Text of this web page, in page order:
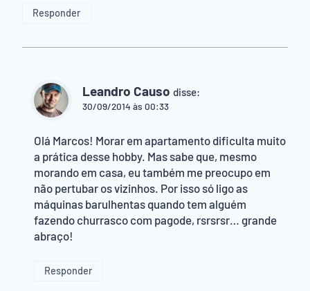
Responder
Leandro Causo disse:
30/09/2014 às 00:33
Olá Marcos! Morar em apartamento dificulta muito
a prática desse hobby. Mas sabe que, mesmo
morando em casa, eu também me preocupo em
não pertubar os vizinhos. Por isso só ligo as
máquinas barulhentas quando tem alguém
fazendo churrasco com pagode, rsrsrsr… grande
abraço!
Responder